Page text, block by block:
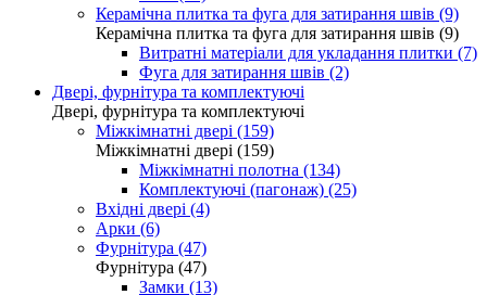
Керамічна плитка та фуга для затирання швів (9)
Керамічна плитка та фуга для затирання швів (9)
Витратні матеріали для укладання плитки (7)
Фуга для затирання швів (2)
Двері, фурнітура та комплектуючі
Двері, фурнітура та комплектуючі
Міжкімнатні двері (159)
Міжкімнатні двері (159)
Міжкімнатні полотна (134)
Комплектуючі (пагонаж) (25)
Вхідні двері (4)
Арки (6)
Фурнітура (47)
Фурнітура (47)
Замки (13)